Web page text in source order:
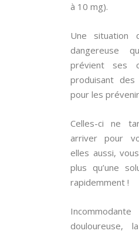
à 10 mg).
Une situation
dangereuse
prévient ses
produisant des
pour les
Celles-ci ne
arriver pour
elles aussi,
plus qu’une
rapidemment !
douloureuse,